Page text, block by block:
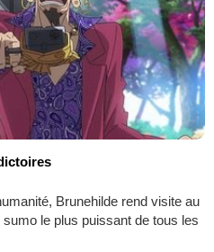
Brunehilde rend visite au
le plus puissant de tous les